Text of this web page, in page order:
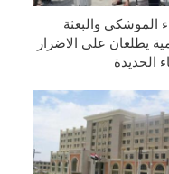
الموشكي والبعثة
يطلعان على الاضرار
الحديدة